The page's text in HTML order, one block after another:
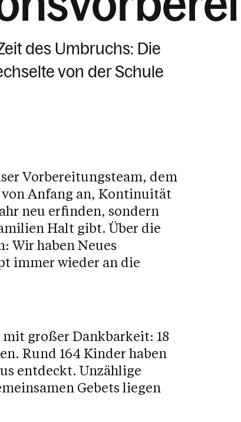
des Umbruchs: Die
von der Schule
Vorbereitungsteam, dem
von Anfang an, Kontinuität
neu erfinden, sondern
Halt gibt. Über die
Wir haben Neues
immer wieder an die
großer Dankbarkeit: 18
Rund 164 Kinder haben
entdeckt. Unzählige
Gebets liegen